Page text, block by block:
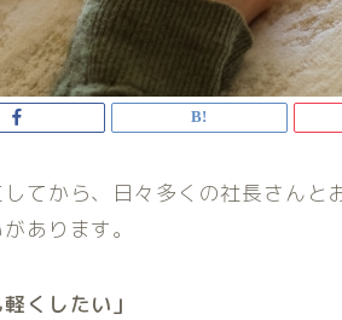
てから、日々多くの社長さんと
あります。
くしたい」